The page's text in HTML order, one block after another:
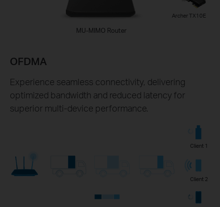
MU-MIMO Router
Archer TX10E
OFDMA
Experience seamless connectivity, delivering
optimized bandwidth and reduced latency for
superior multi-device performance.
Client 1
Client 2